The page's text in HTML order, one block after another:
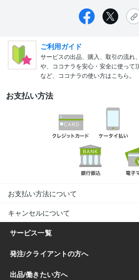
ご利用ガイド
サービスの出品、購入、取引の流れ
や、ココナラを安心・安全に使って
など、ココナラの使い方はこちら。
お支払い方法
お支払い方法について
キャンセルについて